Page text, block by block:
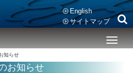
English
サイトマップ
メ
ニ
ュ
知らせ
お知らせ